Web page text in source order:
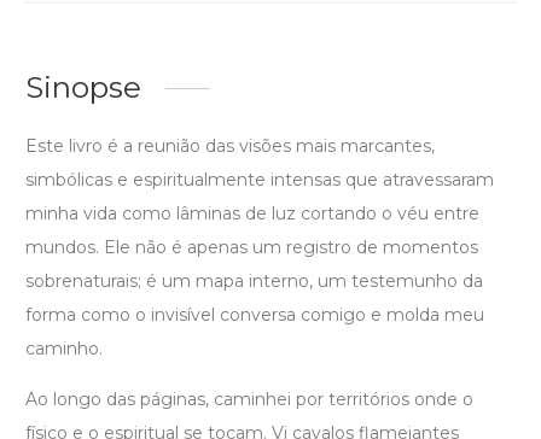
Sinopse
Este livro é a reunião das visões mais marcantes,
simbólicas e espiritualmente intensas que atravessaram
minha vida como lâminas de luz cortando o véu entre
mundos. Ele não é apenas um registro de momentos
sobrenaturais; é um mapa interno, um testemunho da
forma como o invisível conversa comigo e molda meu
caminho.
Ao longo das páginas, caminhei por territórios onde o
físico e o espiritual se tocam. Vi cavalos flamejantes